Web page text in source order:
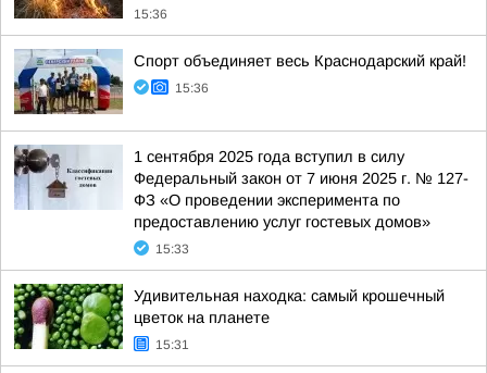
15:36
Спорт объединяет весь Краснодарский край!
15:36
1 сентября 2025 года вступил в силу
Федеральный закон от 7 июня 2025 г. № 127-
ФЗ «О проведении эксперимента по
предоставлению услуг гостевых домов»
15:33
Удивительная находка: самый крошечный
цветок на планете
15:31